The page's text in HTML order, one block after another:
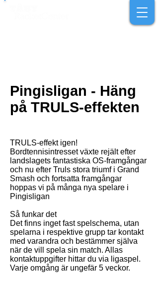
Pingisligan - Häng
på TRULS-effekten
TRULS-effekt igen!
Bordtennisintresset växte rejält efter
landslagets fantastiska OS-framgångar
och nu efter Truls stora triumf i Grand
Smash och fortsatta framgångar
hoppas vi på många nya spelare i
Pingisligan
Så funkar det
Det finns inget fast spelschema, utan
spelarna i respektive grupp tar kontakt
med varandra och bestämmer själva
när de vill spela sin match. Allas
kontaktuppgifter hittar du via ligaspel.
Varje omgång är ungefär 5 veckor.